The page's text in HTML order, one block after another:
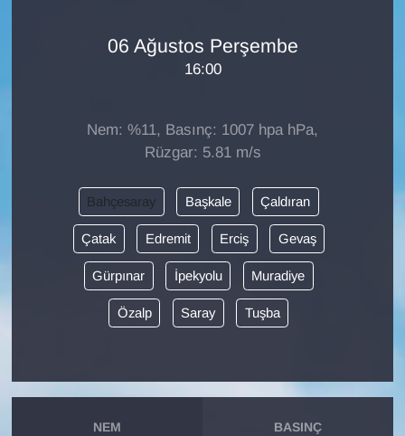
06 Ağustos Perşembe
16:00
Nem: %11, Basınç: 1007 hpa hPa,
Rüzgar: 5.81 m/s
Bahçesaray Başkale Çaldıran
Çatak Edremit Erciş Gevaş
Gürpınar İpekyolu Muradiye
Özalp Saray Tuşba
NEM BASINÇ
En çok konuşulanlar
GENEL
Güncel
Gündem
HABERDE İNSAN
İngilizce